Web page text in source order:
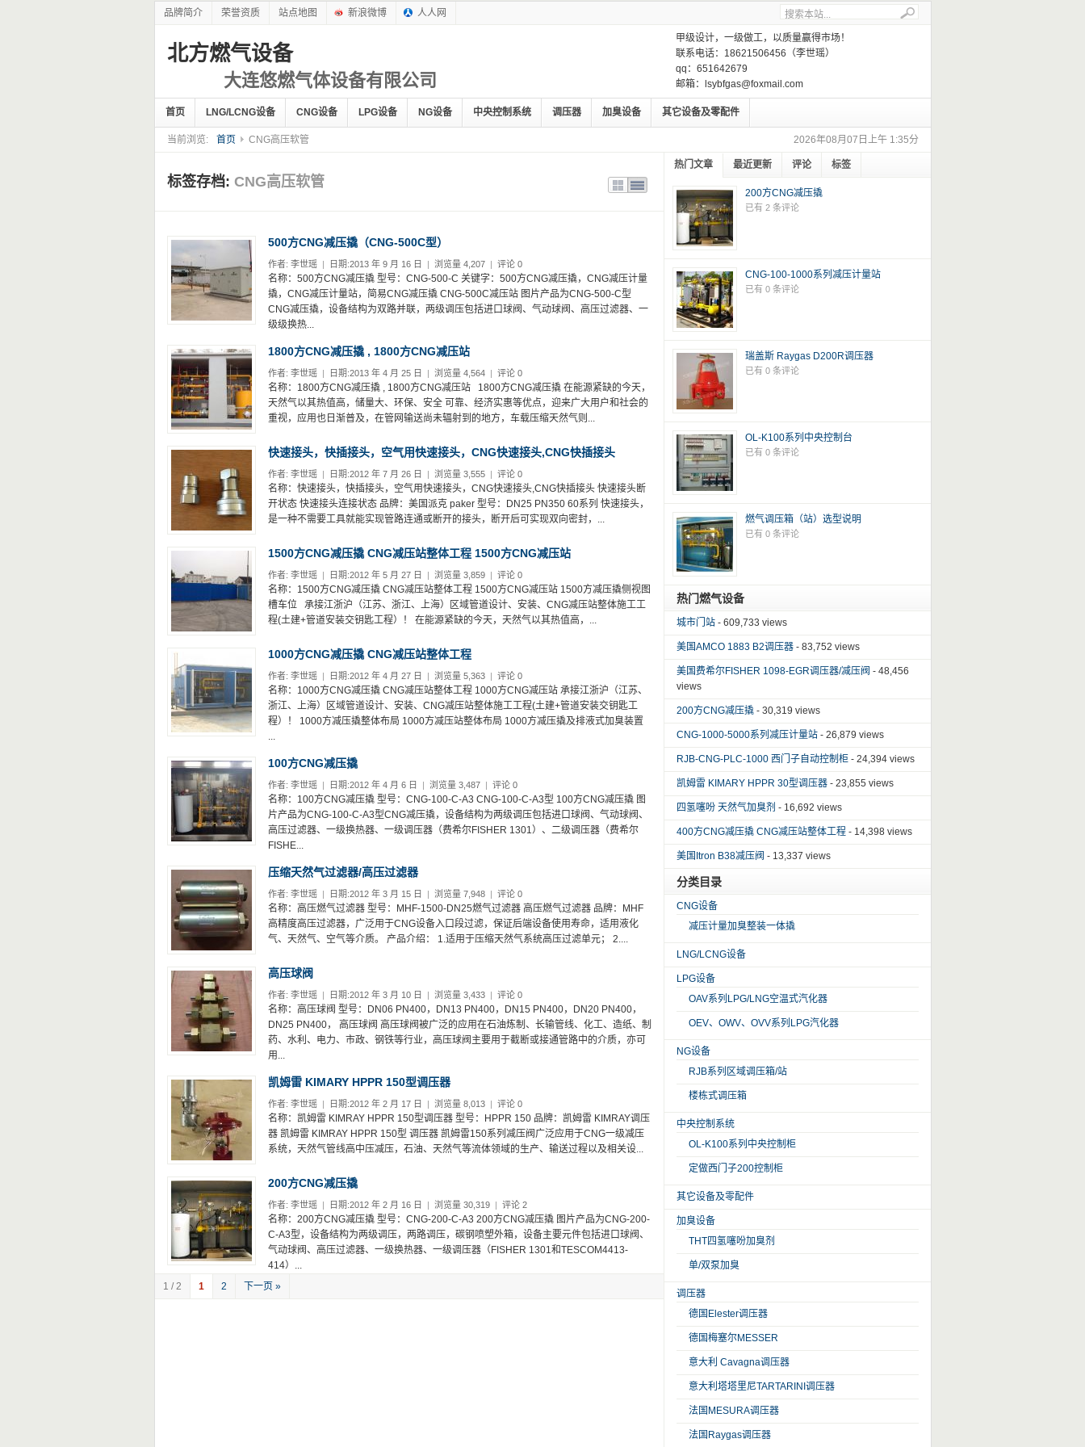
品牌简介 荣誉资质 站点地图 新浪微博 人人网
北方燃气设备
大连悠燃气体设备有限公司
甲级设计，一级做工，以质量赢得市场！
联系电话：18621506456（李世瑶）
qq：651642679
邮箱：lsybfgas@foxmail.com
首页 LNG/LCNG设备 CNG设备 LPG设备 NG设备 中央控制系统 调压器 加臭设备 其它设备及零配件
2026年08月07日上午 1:35分
当前浏览: 首页 CNG高压软管
标签存档: CNG高压软管
500方CNG减压撬（CNG-500C型）
作者: 李世瑶 | 日期:2013 年 9 月 16 日 | 浏览量 4,207 | 评论 0
名称：500方CNG减压撬 型号：CNG-500-C 关键字：500方CNG减压撬，CNG减压计量
撬，CNG减压计量站，简易CNG减压撬 CNG-500C减压站 图片产品为CNG-500-C型
CNG减压撬，设备结构为双路并联，两级调压包括进口球阀、气动球阀、高压过滤器、一
级级换热...
1800方CNG减压撬 , 1800方CNG减压站
作者: 李世瑶 | 日期:2013 年 4 月 25 日 | 浏览量 4,564 | 评论 0
名称：1800方CNG减压撬 , 1800方CNG减压站 1800方CNG减压撬 在能源紧缺的今天，
天然气以其热值高，储量大、环保、安全 可靠、经济实惠等优点，迎来广大用户和社会的
重视，应用也日渐普及，在管网输送尚未辐射到的地方，车载压缩天然气则...
快速接头，快插接头，空气用快速接头，CNG快速接头,CNG快插接头
作者: 李世瑶 | 日期:2012 年 7 月 26 日 | 浏览量 3,555 | 评论 0
名称：快速接头，快插接头，空气用快速接头，CNG快速接头,CNG快插接头 快速接头断
开状态 快速接头连接状态 品牌：美国派克 paker 型号：DN25 PN350 60系列 快速接头，
是一种不需要工具就能实现管路连通或断开的接头，断开后可实现双向密封，...
1500方CNG减压撬 CNG减压站整体工程 1500方CNG减压站
作者: 李世瑶 | 日期:2012 年 5 月 27 日 | 浏览量 3,859 | 评论 0
名称：1500方CNG减压撬 CNG减压站整体工程 1500方CNG减压站 1500方减压撬侧视图
槽车位 承接江浙沪（江苏、浙江、上海）区域管道设计、安装、CNG减压站整体施工工
程(土建+管道安装交钥匙工程）！ 在能源紧缺的今天，天然气以其热值高，...
1000方CNG减压撬 CNG减压站整体工程
作者: 李世瑶 | 日期:2012 年 4 月 27 日 | 浏览量 5,363 | 评论 0
名称：1000方CNG减压撬 CNG减压站整体工程 1000方CNG减压站 承接江浙沪（江苏、
浙江、上海）区域管道设计、安装、CNG减压站整体施工工程(土建+管道安装交钥匙工
程）！ 1000方减压撬整体布局 1000方减压站整体布局 1000方减压撬及排液式加臭装置
...
100方CNG减压撬
作者: 李世瑶 | 日期:2012 年 4 月 6 日 | 浏览量 3,487 | 评论 0
名称：100方CNG减压撬 型号：CNG-100-C-A3 CNG-100-C-A3型 100方CNG减压撬 图
片产品为CNG-100-C-A3型CNG减压撬，设备结构为两级调压包括进口球阀、气动球阀、
高压过滤器、一级换热器、一级调压器（费希尔FISHER 1301）、二级调压器（费希尔
FISHE...
压缩天然气过滤器/高压过滤器
作者: 李世瑶 | 日期:2012 年 3 月 15 日 | 浏览量 7,948 | 评论 0
名称：高压燃气过滤器 型号：MHF-1500-DN25燃气过滤器 高压燃气过滤器 品牌：MHF
高精度高压过滤器，广泛用于CNG设备入口段过滤，保证后端设备使用寿命，适用液化
气、天然气、空气等介质。 产品介绍： 1.适用于压缩天然气系统高压过滤单元； 2....
高压球阀
作者: 李世瑶 | 日期:2012 年 3 月 10 日 | 浏览量 3,433 | 评论 0
名称：高压球阀 型号：DN06 PN400，DN13 PN400，DN15 PN400，DN20 PN400，
DN25 PN400， 高压球阀 高压球阀被广泛的应用在石油炼制、长输管线、化工、造纸、制
药、水利、电力、市政、钢铁等行业，高压球阀主要用于截断或接通管路中的介质，亦可
用...
凯姆雷 KIMARY HPPR 150型调压器
作者: 李世瑶 | 日期:2012 年 2 月 17 日 | 浏览量 8,013 | 评论 0
名称：凯姆雷 KIMRAY HPPR 150型调压器 型号：HPPR 150 品牌：凯姆雷 KIMRAY调压
器 凯姆雷 KIMRAY HPPR 150型 调压器 凯姆雷150系列减压阀广泛应用于CNG一级减压
系统，天然气管线高中压减压，石油、天然气等流体领域的生产、输送过程以及相关设...
200方CNG减压撬
作者: 李世瑶 | 日期:2012 年 2 月 16 日 | 浏览量 30,319 | 评论 2
名称：200方CNG减压撬 型号：CNG-200-C-A3 200方CNG减压撬 图片产品为CNG-200-
C-A3型，设备结构为两级调压，两路调压，碳钢喷塑外箱，设备主要元件包括进口球阀、
气动球阀、高压过滤器、一级换热器、一级调压器（FISHER 1301和TESCOM4413-
414）...
1 / 2
1 2 下一页 »
热门文章 最近更新 评论 标签
200方CNG减压撬
已有 2 条评论
CNG-100-1000系列减压计量站
已有 0 条评论
瑞盖斯 Raygas D200R调压器
已有 0 条评论
OL-K100系列中央控制台
已有 0 条评论
燃气调压箱（站）选型说明
已有 0 条评论
热门燃气设备
城市门站- 609,733 views
美国AMCO 1883 B2调压器- 83,752 views
美国费希尔FISHER 1098-EGR调压器/减压阀 - 48,456
views
200方CNG减压撬- 30,319 views
CNG-1000-5000系列减压计量站- 26,879 views
RJB-CNG-PLC-1000 西门子自动控制柜- 24,394 views
凯姆雷 KIMARY HPPR 30型调压器- 23,855 views
四氢噻吩 天然气加臭剂 - 16,692 views
400方CNG减压撬 CNG减压站整体工程- 14,398 views
美国Itron B38减压阀 - 13,337 views
分类目录
CNG设备
减压计量加臭整装一体撬
LNG/LCNG设备
LPG设备
OAV系列LPG/LNG空温式汽化器
OEV、OWV、OVV系列LPG汽化器
NG设备
RJB系列区域调压箱/站
楼栋式调压箱
中央控制系统
OL-K100系列中央控制柜
定做西门子200控制柜
其它设备及零配件
加臭设备
THT四氢噻吩加臭剂
单/双泵加臭
调压器
德国Elester调压器
德国梅塞尔MESSER
意大利 Cavagna调压器
意大利塔塔里尼TARTARINI调压器
法国MESURA调压器
法国Raygas调压器